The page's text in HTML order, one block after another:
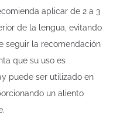
aplicar de 2 a 3
de la lengua, evitando
seguir la recomendación
que su uso es
puede ser utilizado en
un aliento